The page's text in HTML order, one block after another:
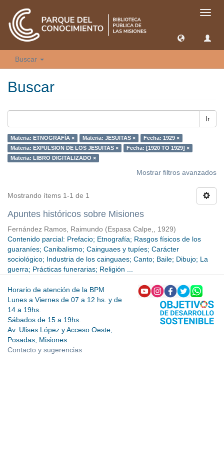
Buscar
Buscar
Ir
Materia: ETNOGRAFÍA × Materia: JESUITAS ×
Fecha: 1929 ×
Materia: EXPULSION DE LOS JESUITAS ×
Fecha: [1920 TO 1929] ×
Materia: LIBRO DIGITALIZADO ×
Mostrar filtros avanzados
Mostrando ítems 1-1 de 1
Apuntes históricos sobre Misiones
Fernández Ramos, Raimundo (Espasa Calpe,, 1929)
Contenido parcial: Prefacio; Etnografía; Rasgos físicos de los
guaraníes; Canibalismo; Cainguaes y tupíes; Carácter
sociológico; Industria de los cainguaes; Canto; Baile; Dibujo; La
guerra; Prácticas funerarias; Religión ...
Horario de atención de la BPM
Lunes a Viernes de 07 a 12 hs. y de
14 a 19hs.
Sábados de 15 a 19hs.
Av. Ulises López y Acceso Oeste,
Posadas, Misiones
Contacto y sugerencias